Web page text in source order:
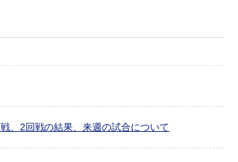
、2回戦の結果、来週の試合について